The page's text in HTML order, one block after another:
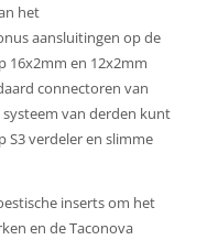
het
aansluitingen op de
16x2mm en 12x2mm
connectoren van
van derden kunt
S3 verdeler en slimme
inserts om het
en de Taconova